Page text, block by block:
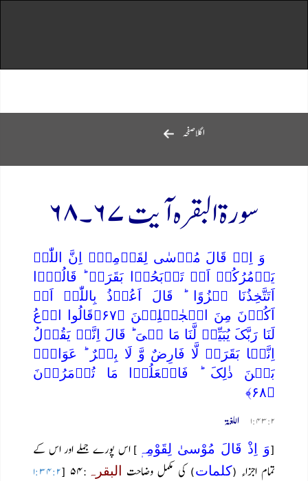
اگلاصفحہ
سورۃ البقرہ آیت ۶۷۔۶۸
وَ اِذۡ قَالَ مُوۡسٰی لِقَوۡمِہٖۤ اِنَّ اللّٰہَ
یَاۡمُرُکُمۡ اَنۡ تَذۡبَحُوۡا بَقَرَۃً ؕ قَالُوۡۤا
اَتَتَّخِذُنَا ہُزُوًا ؕ قَالَ اَعُوۡذُ بِاللّٰہِ اَنۡ
اَکُوۡنَ مِنَ الۡجٰہِلِیۡنَ ﴿۶۷﴾قَالُوا ادۡعُ
لَنَا رَبَّکَ یُبَیِّنۡ لَّنَا مَا ہِیَ ؕ قَالَ اِنَّہٗ یَقُوۡلُ
اِنَّہَا بَقَرَۃٌ لَّا فَارِضٌ وَّ لَا بِکۡرٌ ؕ عَوَانٌۢ
بَیۡنَ ذٰلِکَ ؕ فَافۡعَلُوۡا مَا تُؤۡمَرُوۡنَ
﴿۶۸﴾
۱:۴۳:۲
اللغۃ
[وَ اِذْ قَالَ مُوْسیٰ لِقَوْمِہٖ ] اس پورے جملے اور اس کے
تمام اجزاء (کلمات) کی مکمل وضاحت البقرہ :۵۴ [
۱:۳۴:۲